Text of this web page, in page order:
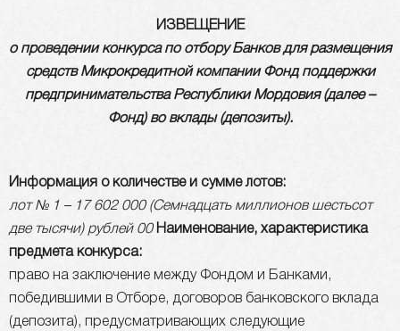
ИЗВЕЩЕНИЕ
о проведении конкурса по отбору Банков для размещения
средств Микрокредитной компании Фонд поддержки
предпринимательства Республики Мордовия (далее –
Фонд) во вклады (депозиты).
Информация о количестве и сумме лотов:
лот № 1 – 17 602 000 (Семнадцать миллионов шестьсот
две тысячи) рублей 00 Наименование, характеристика
предмета конкурса:
право на заключение между Фондом и Банками,
победившими в Отборе, договоров банковского вклада
(депозита), предусматривающих следующие